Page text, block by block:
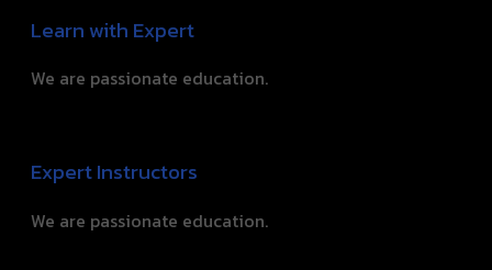
Learn with Expert
We are passionate education.
Expert Instructors
We are passionate education.